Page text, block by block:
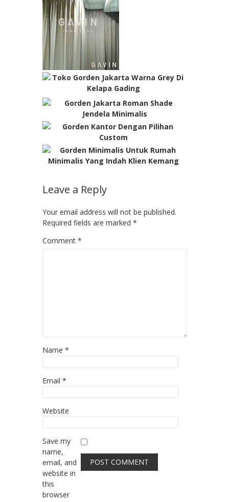
Leave a Reply
Your email address will not be published.
Required fields are marked *
Comment *
Name *
Email *
Website
Save my
name,
email, and
website in
this
browser